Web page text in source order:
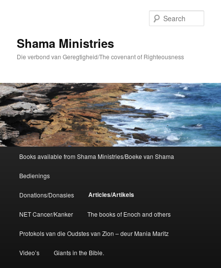
Shama Ministries
Die verbond van Geregtigheid/The covenant of Righteousness
Books available from Shama Ministries/Boeke van Shama
Bedienings
Donations/Donasies Articles/Artikels
NET Cancer/Kanker The books of Enoch and others
Protokols van die Oudstes van Zion – deur Mania Maritz
Video’s Giants in the Bible.